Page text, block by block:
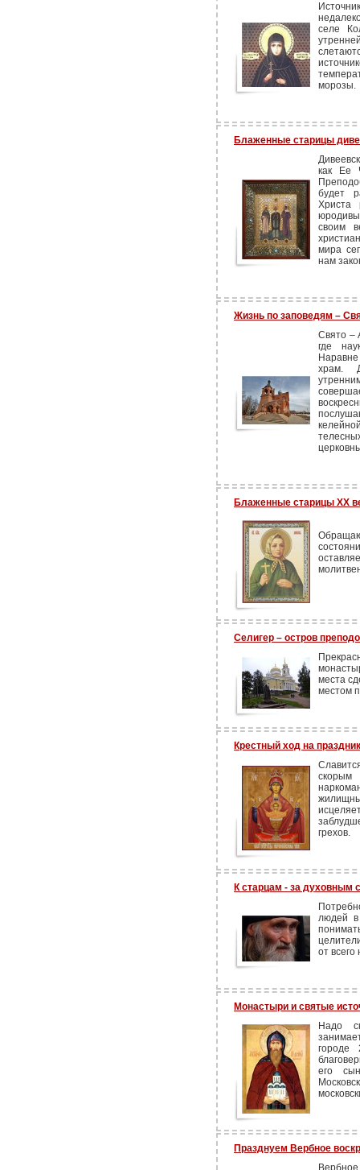
селе
морозы.
Блаженные старицы
как Ее
будет
Христа
своим
мира
нам
Жизнь по заповедям –
Свято –
где
храм.
Блаженные старицы ХХ
Селигер – остров
места
местом
Крестный ход на
грехов.
К старцам - за духовным
людей в
от всего
Монастыри и святые
Надо
городе
его
Празднуем Вербное
Вербное